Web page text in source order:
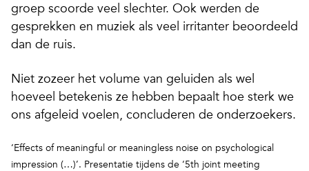
groep scoorde veel slechter. Ook werden de
gesprekken en muziek als veel irritanter beoordeeld
dan de ruis.
Niet zozeer het volume van geluiden als wel
hoeveel betekenis ze hebben bepaalt hoe sterk we
ons afgeleid voelen, concluderen de onderzoekers.
‘Effects of meaningful or meaningless noise on psychological
impression (…)’. Presentatie tijdens de ‘5th joint meeting